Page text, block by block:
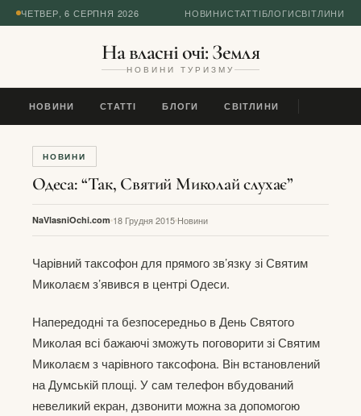
ЧЕТВЕР, 6 СЕРПНЯ 2026 НОВИНИСТАТТІБЛОГИСВІТЛИНИ
На власні очі: Земля
НОВИНИ ТУРИЗМУ
НОВИНИ СТАТТІ БЛОГИ СВІТЛИНИ
НОВИНИ
Одеса: “Так, Святий Миколай слухає”
NaVlasniOchi.com 18 Грудня 2015 Новини
Чарівний таксофон для прямого зв’язку зі Святим
Миколаєм з’явився в центрі Одеси.
Напередодні та безпосередньо в День Святого
Миколая всі бажаючі зможуть поговорити зі Святим
Миколаєм з чарівного таксофона. Він встановлений
на Думській площі. У сам телефон вбудований
невеликий екран, дзвонити можна за допомогою